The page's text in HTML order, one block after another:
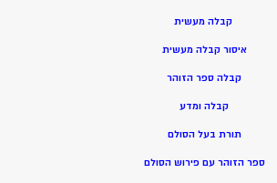
קבלה מעשית
איסור קבלה מעשית
קבלה ספר הזוהר
קבלה ומדע
תורת בעל הסולם
ספר הזוהר עם פירוש הסולם